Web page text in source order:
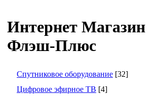
Интернет Магазин
Флэш-Плюс
Спутниковое оборудование [32]
Цифровое эфирное ТВ [4]